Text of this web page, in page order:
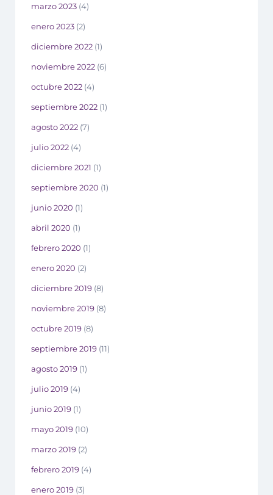
marzo 2023 (4)
enero 2023 (2)
diciembre 2022 (1)
noviembre 2022 (6)
octubre 2022 (4)
septiembre 2022 (1)
agosto 2022 (7)
julio 2022 (4)
diciembre 2021 (1)
septiembre 2020 (1)
junio 2020 (1)
abril 2020 (1)
febrero 2020 (1)
enero 2020 (2)
diciembre 2019 (8)
noviembre 2019 (8)
octubre 2019 (8)
septiembre 2019 (11)
agosto 2019 (1)
julio 2019 (4)
junio 2019 (1)
mayo 2019 (10)
marzo 2019 (2)
febrero 2019 (4)
enero 2019 (3)